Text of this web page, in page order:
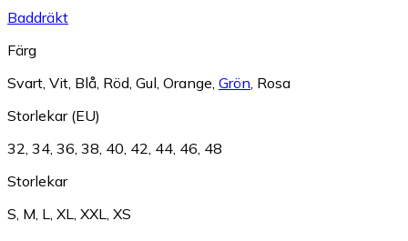
Baddräkt
Färg
Svart, Vit, Blå, Röd, Gul, Orange, Grön, Rosa
Storlekar (EU)
32, 34, 36, 38, 40, 42, 44, 46, 48
Storlekar
S, M, L, XL, XXL, XS